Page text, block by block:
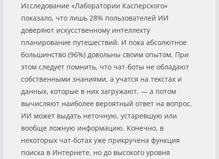
Исследование «Лаборатории Касперского»
показало, что лишь 28% пользователей ИИ
доверяют искусственному интеллекту
планирование путешествий. И пока абсолютное
большинство (96%) довольны своим опытом. При
этом следует помнить, что чат-боты не обладают
собственными знаниями, а учатся на текстах и
данных, которые в них загружают, — а потом
вычисляют наиболее вероятный ответ на вопрос.
ИИ может выдать неточную, устаревшую или
вообще ложную информацию. Конечно, в
некоторых чат-ботах уже прикручена функция
поиска в Интернете, но до высокого уровня